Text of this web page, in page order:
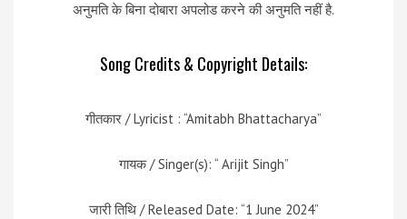
अनुमति के बिना दोबारा अपलोड करने की अनुमति नहीं है.
Song Credits & Copyright Details:
गीतकार / Lyricist : “Amitabh Bhattacharya”
गायक / Singer(s): “ Arijit Singh”
जारी तिथि / Released Date: “1 June 2024”